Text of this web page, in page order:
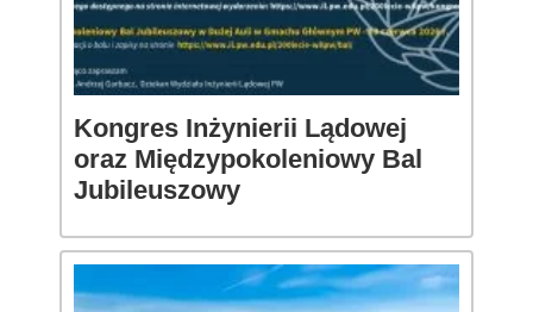
Kongres Inżynierii Lądowej
oraz Międzypokoleniowy Bal
Jubileuszowy